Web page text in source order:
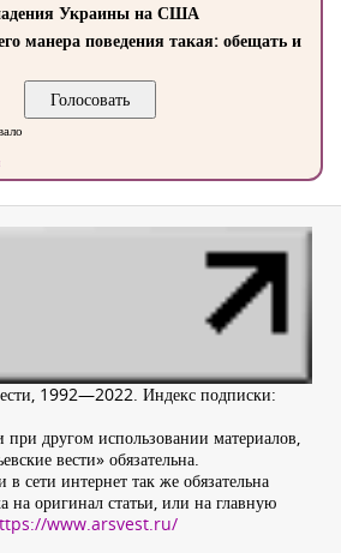
Украины на США
манера поведения такая: обещать и
1992—2022. Индекс подписки:
при другом использовании материалов,
вести» обязательна.
сети интернет так же обязательна
на оригинал статьи, или на главную
www.arsvest.ru/